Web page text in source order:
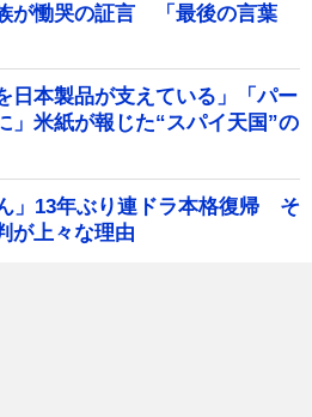
が慟哭の証言 「最後の言葉
日本製品が支えている」「パー
」米紙が報じた“スパイ天国”の
」13年ぶり連ドラ本格復帰 そ
が上々な理由